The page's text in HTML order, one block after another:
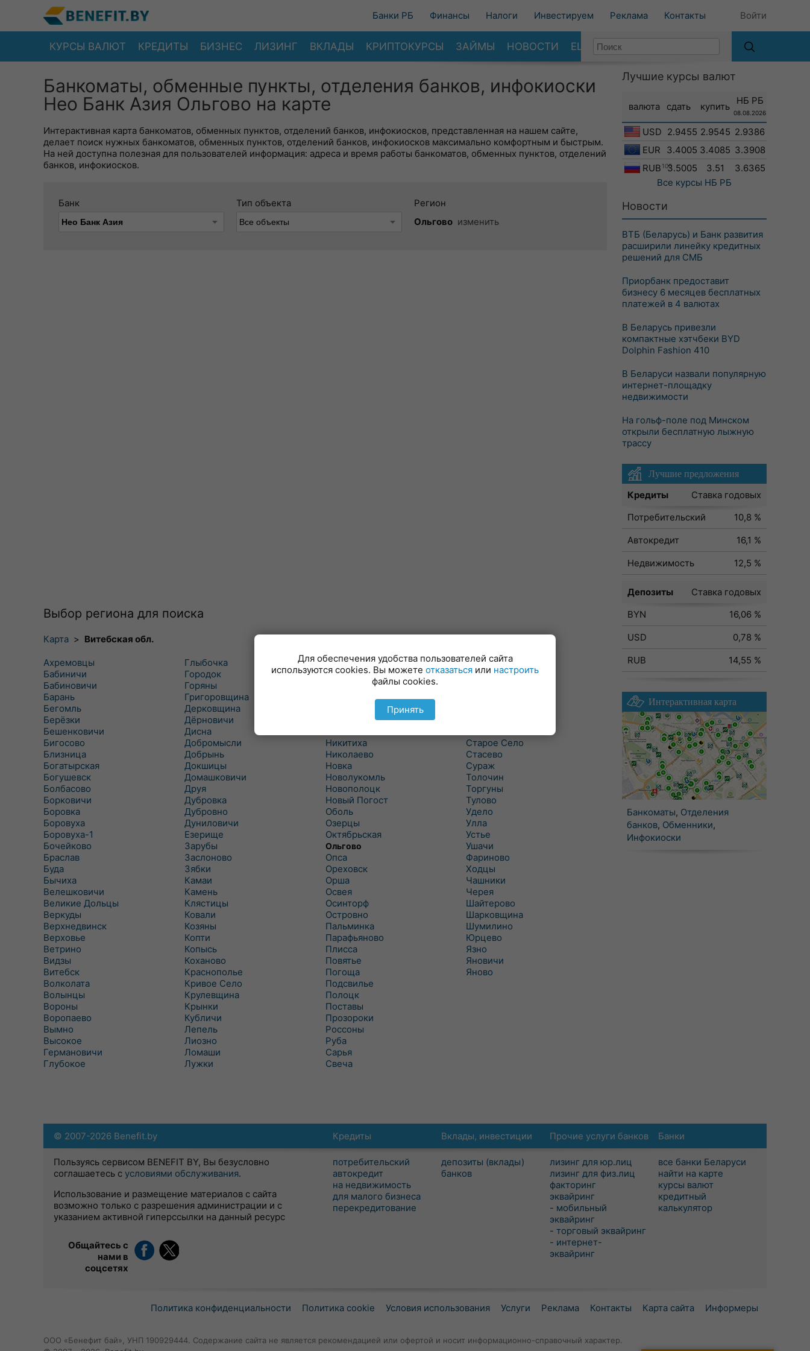
Банки РБ Финансы Налоги Инвестируем Реклама Контакты Войти
КУРСЫ ВАЛЮТ КРЕДИТЫ БИЗНЕС ЛИЗИНГ ВКЛАДЫ КРИПТОКУРСЫ ЗАЙМЫ НОВОСТИ ЕЩЕ
Банкоматы, обменные пункты, отделения банков, инфокиоски
Нео Банк Азия Ольгово на карте
Интерактивная карта банкоматов, обменных пунктов, отделений банков, инфокиосков, представленная на нашем сайте,
делает поиск нужных банкоматов, обменных пунктов, отделений банков, инфокиосков максимально комфортным и быстрым.
На ней доступна полезная для пользователей информация: адреса и время работы банкоматов, обменных пунктов, отделений
банков, инфокиосков.
Банк Тип объекта
Регион
Ольгово изменить
Выбор региона для поиска
Карта > Витебская обл.
Ахремовцы
Бабиничи
Бабиновичи
Барань
Бегомль
Берёзки
Бешенковичи
Бигосово
Близница
Богатырская
Богушевск
Болбасово
Борковичи
Боровка
Боровуха
Боровуха-1
Бочейково
Браслав
Буда
Бычиха
Велешковичи
Великие Дольцы
Веркуды
Верхнедвинск
Верховье
Ветрино
Видзы
Витебск
Волколата
Волынцы
Вороны
Воропаево
Вымно
Высокое
Германовичи
Глубокое
Глыбочка
Городок
Горяны
Григоровщина
Дерковщина
Дёрновичи
Дисна
Добромысли
Добрынь
Докшицы
Домашковичи
Друя
Дубровка
Дубровно
Дуниловичи
Езерище
Зарубы
Заслоново
Зябки
Камаи
Камень
Клястицы
Ковали
Козяны
Копти
Копысь
Коханово
Краснополье
Кривое Село
Крулевщина
Крынки
Кубличи
Лепель
Лиозно
Ломаши
Лужки
Лынтупы
Ляды
Мишневичи
Никитиха
Николаево
Новка
Новолукомль
Новополоцк
Новый Погост
Оболь
Озерцы
Октябрьская
Ольгово
Опса
Ореховск
Орша
Освея
Осинторф
Островно
Пальминка
Парафьяново
Плисса
Повятье
Погоща
Подсвилье
Полоцк
Поставы
Прозороки
Россоны
Руба
Сарья
Свеча
Селявщина
Сенно
Старое Село
Стасево
Сураж
Толочин
Торгуны
Тулово
Удело
Улла
Устье
Ушачи
Фариново
Ходцы
Чашники
Черея
Шайтерово
Шарковщина
Шумилино
Юрцево
Язно
Яновичи
Яново
Лучшие курсы валют
валюта сдать купить
НБ РБ
08.08.2026
USD 2.9455 2.9545 2.9386
EUR
3.4005 3.4085 3.3908
RUB 1003.5005 3.51
3.6365
Все курсы НБ РБ
Новости
ВТБ (Беларусь) и Банк развития
расширили линейку кредитных
решений для СМБ
Приорбанк предоставит
бизнесу 6 месяцев бесплатных
платежей в 4 валютах
В Беларусь привезли
компактные хэтчбеки BYD
Dolphin Fashion 410
В Беларуси назвали популярную
интернет-площадку
недвижимости
На гольф-поле под Минском
открыли бесплатную лыжную
трассу
Лучшие предложения
Кредиты
Ставка годовых
Потребительский
10,8 %
Автокредит
16,1 %
Недвижимость
12,5 %
Депозиты
Ставка годовых
BYN
16,06 %
USD
0,78 %
RUB
14,55 %
Интерактивная карта
Банкоматы, Отделения
банков, Обменники,
Инфокиоски
Кредиты
потребительский
автокредит
на недвижимость
для малого бизнеса
перекредитование
Вклады, инвестиции
депозиты (вклады)
банков
Прочие услуги банков
лизинг для юр.лиц
лизинг для физ.лиц
факторинг
эквайринг
- мобильный
эквайринг
- торговый эквайринг
- интернет-
эквайринг
Банки
все банки Беларуси
найти на карте
курсы валют
кредитный
калькулятор
© 2007-2026 Benefit.by
Пользуясь сервисом BENEFIT BY, Вы безусловно
соглашаетесь с условиями обслуживания.
Использование и размещение материалов с сайта
возможно только с разрешения администрации и с
указанием активной гиперссылки на данный ресурс
Общайтесь с
нами в
соцсетях
Политика конфиденциальности Политика cookie Условия использования Услуги Реклама Контакты Карта сайта Информеры
ООО «Бенефит бай», УНП 190929444. Содержание сайта не является рекомендацией или офертой и носит информационно-справочный характер.
Для обеспечения удобства пользователей сайта
используются cookies. Вы можете отказаться или настроить
файлы cookies.
Принять